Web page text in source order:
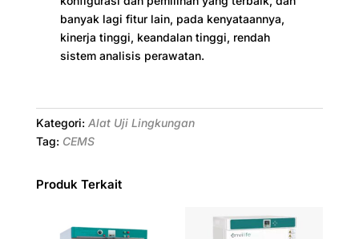
banyak lagi fitur lain, pada kenyataannya,
kinerja tinggi, keandalan tinggi, rendah
sistem analisis perawatan.
Kategori: Alat Uji Lingkungan
Tag: CEMS
Produk Terkait